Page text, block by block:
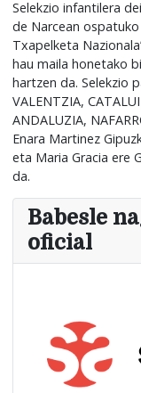
Selekzio infantilera
de Narcean
Txapelketa
hau maila honetako
hartzen da. Selekzio
VALENTZIA,
ANDALUZIA,
Enara Martinez
eta Maria Gracia ere
da.
Babesle
oficial